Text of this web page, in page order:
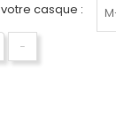
casque :
−